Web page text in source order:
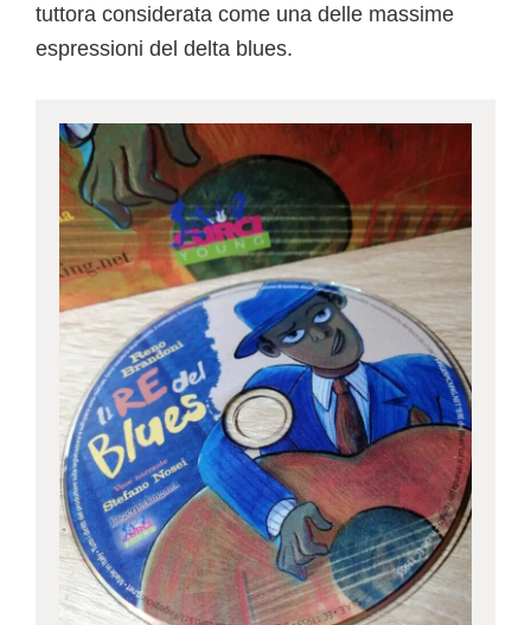
tuttora considerata come una delle massime
espressioni del delta blues.